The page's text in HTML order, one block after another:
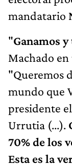
mandatario
"Ganamos
Machado
"Queremos
mundo que
presidente
Urrutia (...).
70% de los
Esta es la